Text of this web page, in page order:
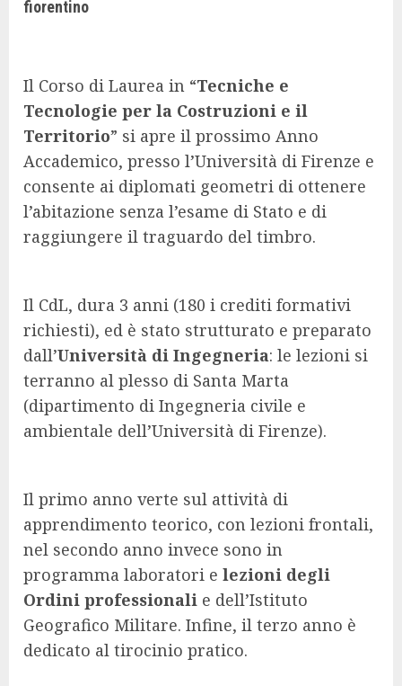
fiorentino
Il Corso di Laurea in “Tecniche e
Tecnologie per la Costruzioni e il
Territorio” si apre il prossimo Anno
Accademico, presso l’Università di Firenze e
consente ai diplomati geometri di ottenere
l’abitazione senza l’esame di Stato e di
raggiungere il traguardo del timbro.
Il CdL, dura 3 anni (180 i crediti formativi
richiesti), ed è stato strutturato e preparato
dall’Università di Ingegneria: le lezioni si
terranno al plesso di Santa Marta
(dipartimento di Ingegneria civile e
ambientale dell’Università di Firenze).
Il primo anno verte sul attività di
apprendimento teorico, con lezioni frontali,
nel secondo anno invece sono in
programma laboratori e lezioni degli
Ordini professionali e dell’Istituto
Geografico Militare. Infine, il terzo anno è
dedicato al tirocinio pratico.